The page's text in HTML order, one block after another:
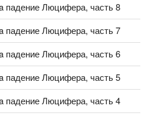
падение Люцифера, часть 8
падение Люцифера, часть 7
падение Люцифера, часть 6
падение Люцифера, часть 5
падение Люцифера, часть 4